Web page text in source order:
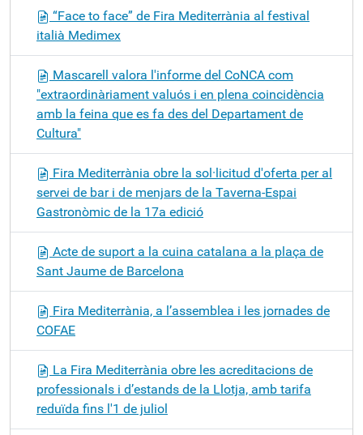
“Face to face” de Fira Mediterrània al festival
italià Medimex
Mascarell valora l'informe del CoNCA com
"extraordinàriament valuós i en plena coincidència
amb la feina que es fa des del Departament de
Cultura"
Fira Mediterrània obre la sol·licitud d'oferta per al
servei de bar i de menjars de la Taverna-Espai
Gastronòmic de la 17a edició
Acte de suport a la cuina catalana a la plaça de
Sant Jaume de Barcelona
Fira Mediterrània, a l’assemblea i les jornades de
COFAE
La Fira Mediterrània obre les acreditacions de
professionals i d’estands de la Llotja, amb tarifa
reduïda fins l'1 de juliol